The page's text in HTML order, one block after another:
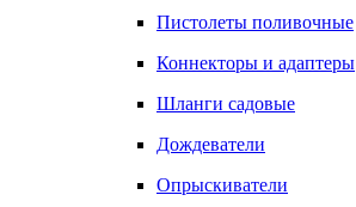
Пистолеты поливочные
Коннекторы и адаптеры
Шланги садовые
Дождеватели
Опрыскиватели